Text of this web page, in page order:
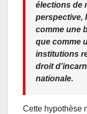
élections de
perspective,
comme une
que comme
institutions
droit
nationale.
Cette hypothèse